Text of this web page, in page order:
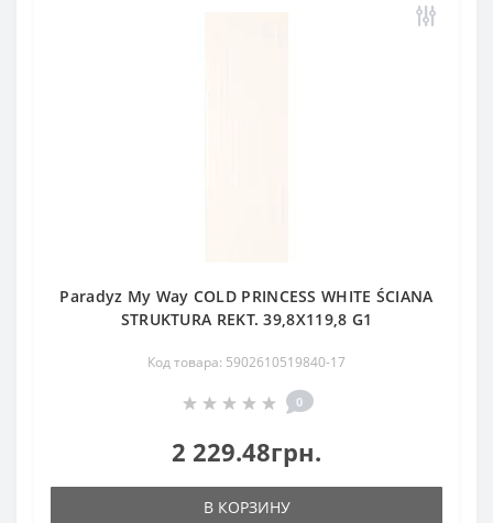
Paradyz My Way COLD PRINCESS WHITE ŚCIANA
STRUKTURA REKT. 39,8X119,8 G1
Код товара: 5902610519840-17
0
2 229.48грн.
В КОРЗИНУ